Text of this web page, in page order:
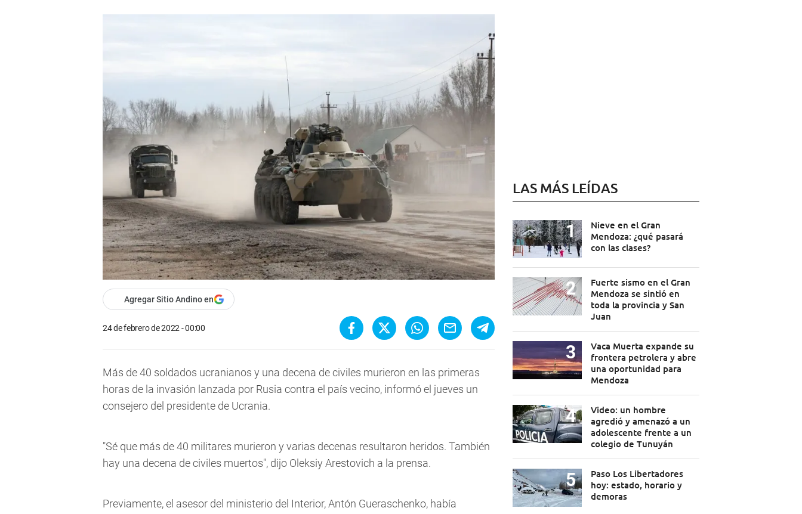
Agregar Sitio Andino en
24 de febrero de 2022 - 00:00
Más de 40 soldados ucranianos y una decena de civiles murieron en las primeras
horas de la invasión lanzada por Rusia contra el país vecino, informó el jueves un
consejero del presidente de Ucrania.
"Sé que más de 40 militares murieron y varias decenas resultaron heridos. También
hay una decena de civiles muertos", dijo Oleksiy Arestovich a la prensa.
Previamente, el asesor del ministerio del Interior, Antón Gueraschenko, había
LAS MÁS LEÍDAS
Nieve en el Gran
Mendoza: ¿qué pasará
con las clases?
Fuerte sismo en el Gran
Mendoza se sintió en
toda la provincia y San
Juan
Vaca Muerta expande su
frontera petrolera y abre
una oportunidad para
Mendoza
Video: un hombre
agredió y amenazó a un
adolescente frente a un
colegio de Tunuyán
Paso Los Libertadores
hoy: estado, horario y
demoras